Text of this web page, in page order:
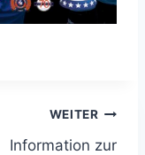
WEITER
Information zur